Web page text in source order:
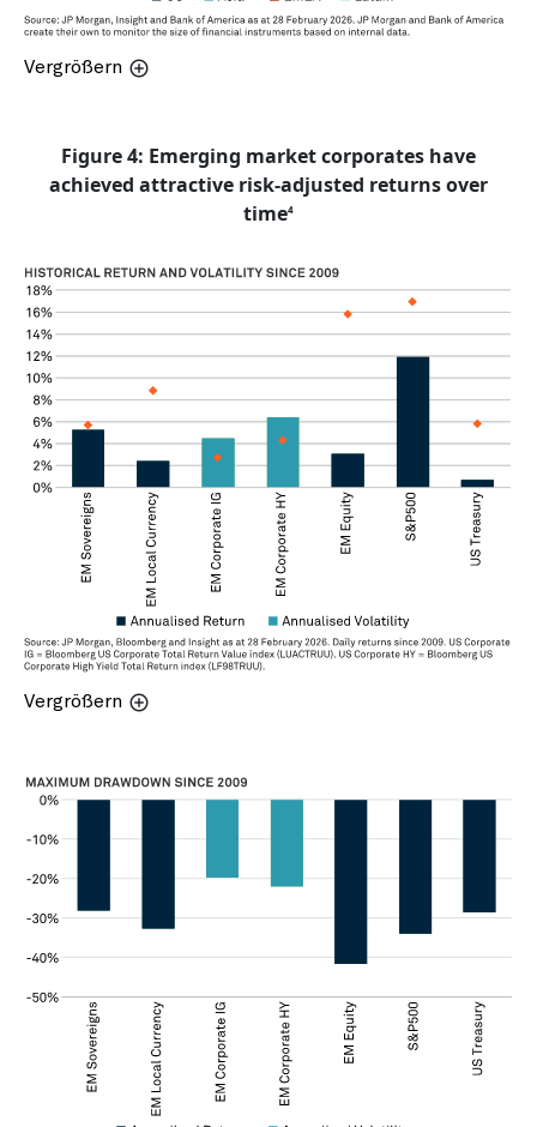
Vergrößern
Figure 4: Emerging market corporates have
achieved attractive risk-adjusted returns over
time4
Vergrößern